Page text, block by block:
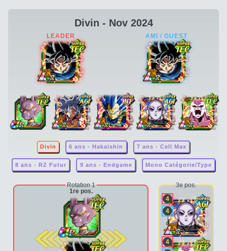
Divin - Nov 2024
Divin 6 ans - Hakaishin 7 ans - Cell Max
8 ans - RZ Futur 9 ans - Endgame Mono Catégorie/Type
Rotation 1
1re pos.
2e pos.
3e pos.
4
4
4